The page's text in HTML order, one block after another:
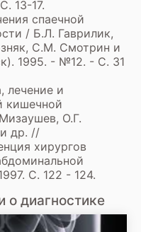
13-17.
спаечной
/ Б.Л. Гаврилик,
С.М. Смотрин и
1995. - №12. - С. 31
лечение и
кишечной
О.Г.
др. //
хирургов
С. 122 - 124.
о диагностике